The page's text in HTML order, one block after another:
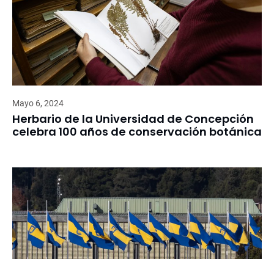
Mayo 6, 2024
Herbario de la Universidad de Concepción
celebra 100 años de conservación botánica